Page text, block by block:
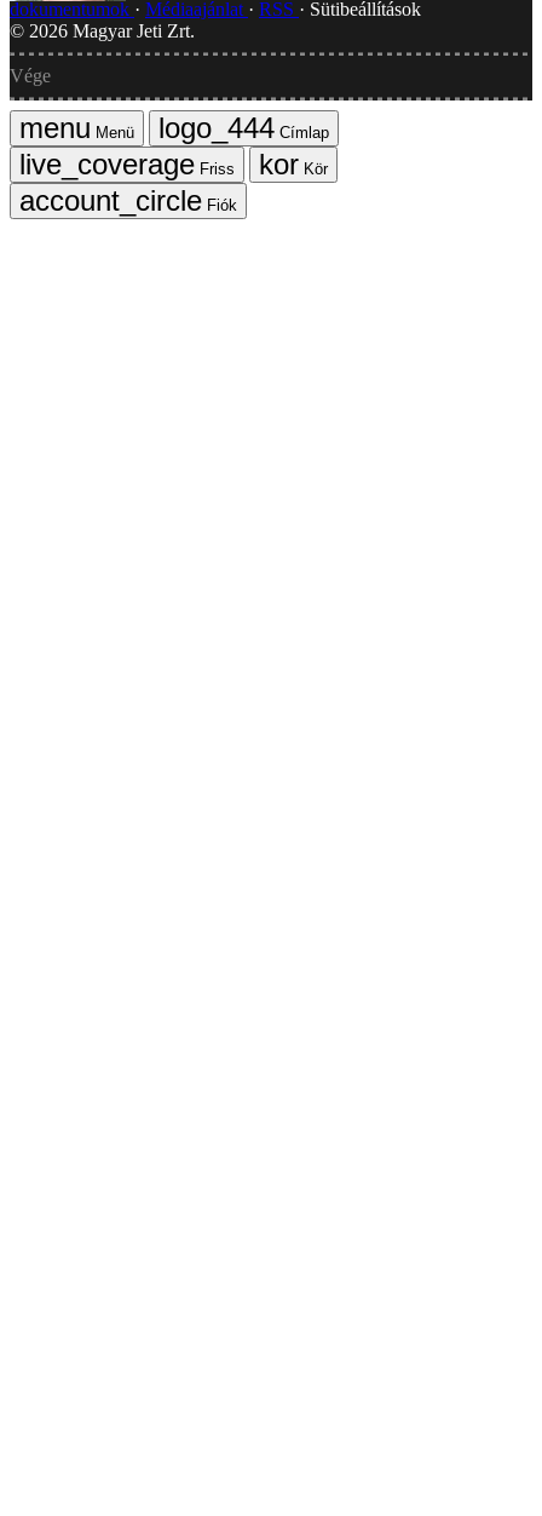
dokumentumok Médiaajánlat RSS
Sütibeállítások
© 2026 Magyar Jeti Zrt.
Vége
Menü
Címlap
Friss
Kör
Fiók